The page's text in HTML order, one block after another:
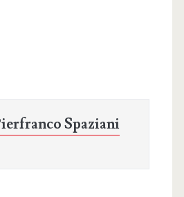
Spaziani